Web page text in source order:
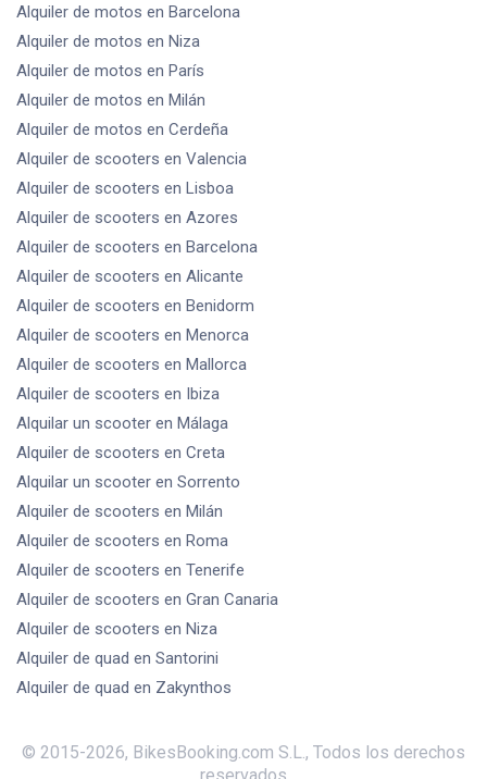
Alquiler de motos en Barcelona
Alquiler de motos en Niza
Alquiler de motos en París
Alquiler de motos en Milán
Alquiler de motos en Cerdeña
Alquiler de scooters en Valencia
Alquiler de scooters en Lisboa
Alquiler de scooters en Azores
Alquiler de scooters en Barcelona
Alquiler de scooters en Alicante
Alquiler de scooters en Benidorm
Alquiler de scooters en Menorca
Alquiler de scooters en Mallorca
Alquiler de scooters en Ibiza
Alquilar un scooter en Málaga
Alquiler de scooters en Creta
Alquilar un scooter en Sorrento
Alquiler de scooters en Milán
Alquiler de scooters en Roma
Alquiler de scooters en Tenerife
Alquiler de scooters en Gran Canaria
Alquiler de scooters en Niza
Alquiler de quad en Santorini
Alquiler de quad en Zakynthos
© 2015-2026, BikesBooking.com S.L. , Todos los derechos
reservados